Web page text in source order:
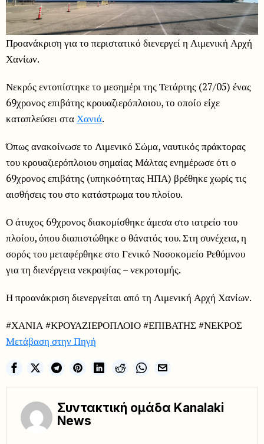
Προανάκριση για το περιστατικό διενεργεί η Λιμενική Αρχή
Χανίων.
Νεκρός εντοπίστηκε το μεσημέρι της Τετάρτης (27/05) ένας
69χρονος επιβάτης κρουαζιερόπλοιου, το οποίο είχε
καταπλεύσει σταΧανιά.
Όπως ανακοίνωσε το Λιμενικό Σώμα, ναυτικός πράκτορας
του κρουαζιερόπλοιου σημαίας Μάλτας ενημέρωσε ότι ο
69χρονος επιβάτης (υπηκοότητας ΗΠΑ) βρέθηκε χωρίς τις
αισθήσεις του στο κατάστρωμα του πλοίου.
Ο άτυχος 69χρονος διακομίσθηκε άμεσα στο ιατρείο του
πλοίου, όπου διαπιστώθηκε ο θάνατός του. Στη συνέχεια, η
σορός του μεταφέρθηκε στο Γενικό Νοσοκομείο Ρεθύμνου
για τη διενέργεια νεκροψίας – νεκροτομής.
Η προανάκριση διενεργείται από τη Λιμενική Αρχή Χανίων.
#ΧΑΝΙΑ #ΚΡΟΥΑΖΙΕΡΟΠΛΟΙΟ #ΕΠΙΒΑΤΗΣ #ΝΕΚΡΟΣ
Μετάβαση στην Πηγή
Συντακτική ομάδα Kanalaki
News